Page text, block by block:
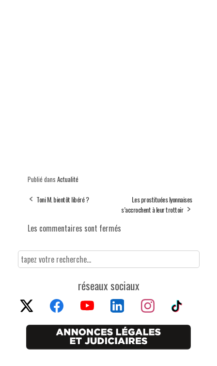
Publié dans Actualité
Toni M. bientôt libéré ?
Les prostituées lyonnaises
s’accrochent à leur trottoir
Les commentaires sont fermés
réseaux sociaux